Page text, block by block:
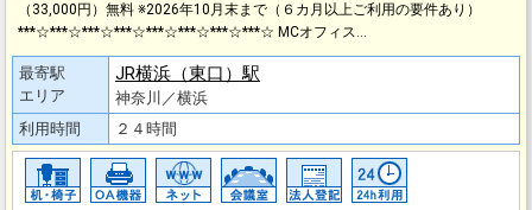
（33,000円）無料 ※2026年10月末まで（６カ月以上ご利用の要件あり）
***☆***☆***☆***☆***☆***☆***☆***☆ MCオフィス…
最寄駅
エリア
JR横浜（東口）駅
神奈川／横浜
利用時間
２４時間